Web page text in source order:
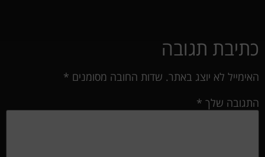
כתיבת תגובה
האימייל לא יוצג באתר. שדות החובה מסומנים *
התגובה שלך *